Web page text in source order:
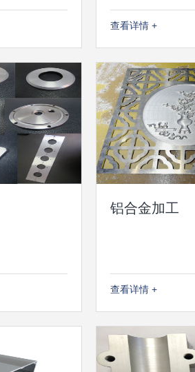
查看详情 +
铝合金加工
查看详情 +